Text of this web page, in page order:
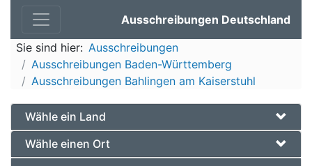
Ausschreibungen Deutschland
Sie sind hier: Ausschreibungen
Ausschreibungen Baden-Württemberg
Ausschreibungen Bahlingen am Kaiserstuhl
Wähle ein Land
Wähle einen Ort